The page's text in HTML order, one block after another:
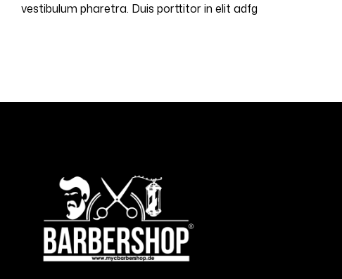
vestibulum pharetra. Duis porttitor in elit adfg